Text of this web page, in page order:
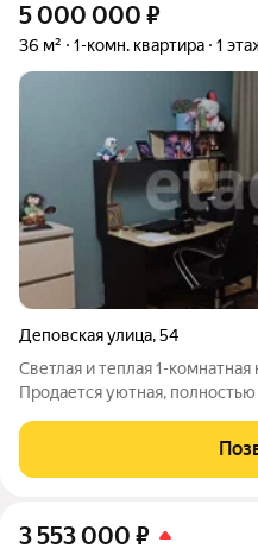
5 000 000 ₽
36 м² 1-комн. квартира 1
Деповская улица,54
Светлая и теплая 1-
Продается уютная,
Отличный вариант для себя,
3 553 000 ₽